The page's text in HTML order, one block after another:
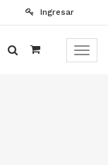
Ingresar
Menú